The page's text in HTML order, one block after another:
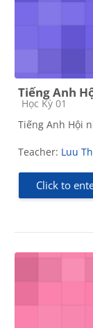
Tiếng Anh
Course category
Học Kỳ 01
Tiếng Anh Hội
Teacher: Luu
Click to